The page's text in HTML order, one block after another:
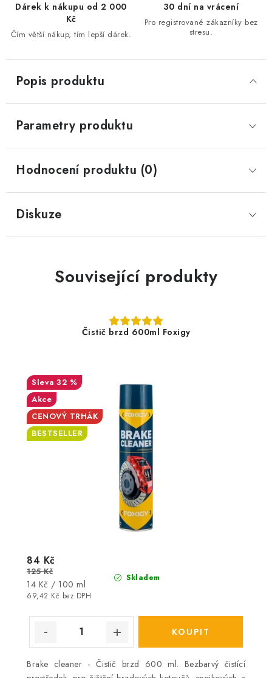
Dárek k nákupu od 2 000
Kč
Čím větší nákup, tím lepší dárek.
30 dní na vrácení
Pro registrované zákazníky bez
stresu.
Popis produktu
Parametry produktu
Hodnocení produktu (0)
Diskuze
Související produkty
Čistič brzd 600ml Foxigy
32 %
Akce
CENOVÝ TRHÁK
BESTSELLER
Skladem
69,42 Kč bez DPH
84 Kč
125 Kč
Měrná
cena:
14 Kč / 100 ml
Brake cleaner - Čistič brzd 600 ml. Bezbarvý čistící